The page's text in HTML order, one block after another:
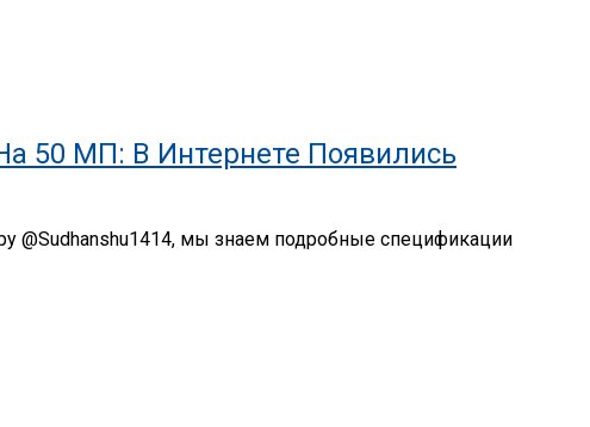
50 МП: В Интернете Появились
@Sudhanshu1414, мы знаем подробные спецификации